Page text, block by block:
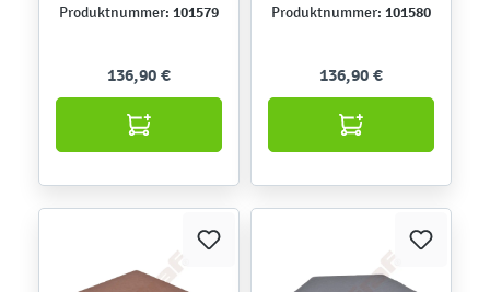
Produktnummer: 101579
136,90 €
Produktnummer: 101580
136,90 €